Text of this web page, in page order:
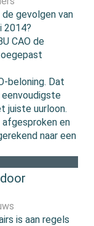
de gevolgen van
2014?
CAO de
beloning. Dat
juiste uurloon.
afgesproken en
naar een
is aan regels